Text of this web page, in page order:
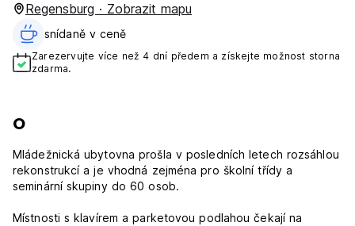
Regensburg · Zobrazit mapu
snídaně v ceně‎
Zarezervujte více než 4 dní předem a získejte možnost storna
zdarma.
O
Mládežnická ubytovna prošla v posledních letech rozsáhlou
rekonstrukcí a je vhodná zejména pro školní třídy a
seminární skupiny do 60 osob.
Místnosti s klavírem a parketovou podlahou čekají na